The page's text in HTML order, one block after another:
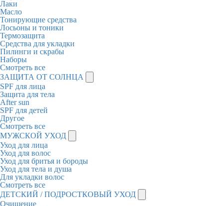
Лаки
Масло
Тонирующие средства
Лосьоны и тоники
Термозащита
Средства для укладки
Пилинги и скрабы
Наборы
Смотреть все
ЗАЩИТА ОТ СОЛНЦА
SPF для лица
Защита для тела
After sun
SPF для детей
Другое
Смотреть все
МУЖСКОЙ УХОД
Уход для лица
Уход для волос
Уход для бритья и бороды
Уход для тела и душа
Для укладки волос
Смотреть все
ДЕТСКИЙ / ПОДРОСТКОВЫЙ УХОД
Очищение